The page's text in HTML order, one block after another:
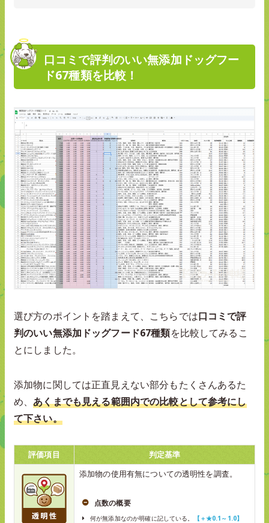
口コミで評判のいい無添加ドッグフー
ド67種類を比較！
選び方のポイントを踏まえて、こちらでは口コミで評
判のいい無添加ドッグフード67種類を比較してみるこ
とにしました。
添加物に関しては正直見えない部分もたくさんあるた
め、あくまでも見える範囲内での比較として参考にし
て下さい。
評価項目
判定基準
添加物の使用有無についての透明性を調査。
点数の概要
何が無添加なのか明確に記している。 【＋★0.1～1.0】